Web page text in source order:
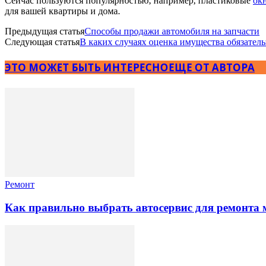
для вашей квартиры и дома.
Предыдущая статьяСпособы продажи автомобиля на запчасти
Следующая статьяВ каких случаях оценка имущества
ЭТО МОЖЕТ БЫТЬ ИНТЕРЕСНОЕЩЕ ОТ АВТОРА
Ремонт
Как правильно выбрать автосервис для